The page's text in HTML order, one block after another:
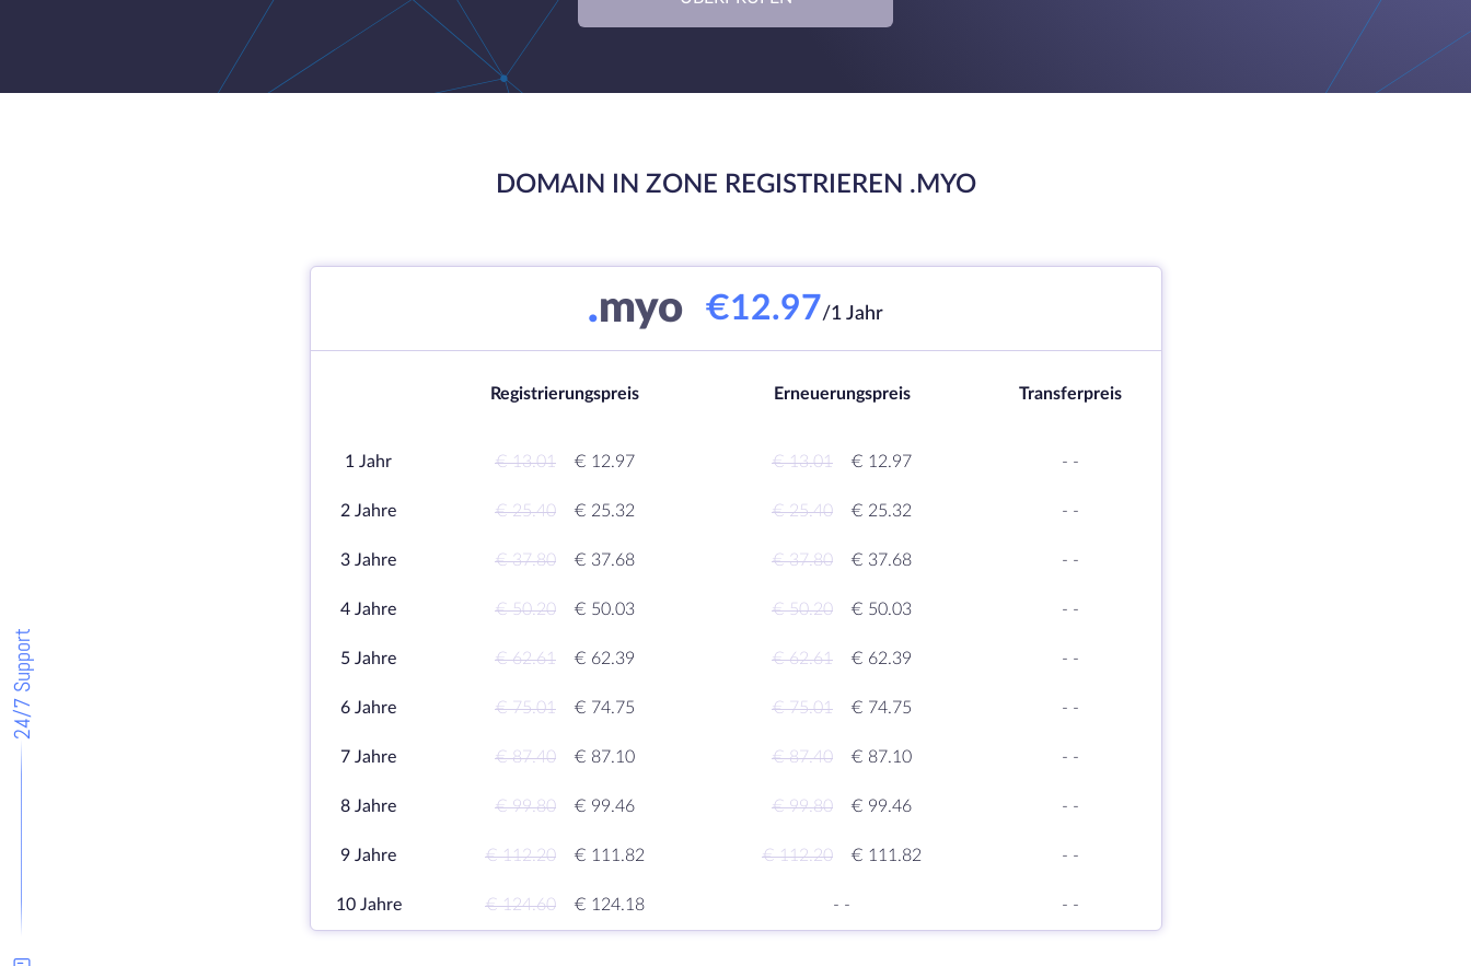
24/7 Support
DOMAIN IN ZONE REGISTRIEREN .MYO
.myo €12.97/1 Jahr
Registrierungspreis Erneuerungspreis Transferpreis
1 Jahr € 13.01 € 12.97 € 13.01 € 12.97 - -
2 Jahre € 25.40 € 25.32 € 25.40 € 25.32 - -
3 Jahre € 37.80 € 37.68 € 37.80 € 37.68 - -
4 Jahre € 50.20 € 50.03 € 50.20 € 50.03 - -
5 Jahre € 62.61 € 62.39 € 62.61 € 62.39 - -
6 Jahre € 75.01 € 74.75 € 75.01 € 74.75 - -
7 Jahre € 87.40 € 87.10 € 87.40 € 87.10 - -
8 Jahre € 99.80 € 99.46 € 99.80 € 99.46 - -
9 Jahre € 112.20 € 111.82 € 112.20 € 111.82 - -
10 Jahre € 124.60 € 124.18 - - - -